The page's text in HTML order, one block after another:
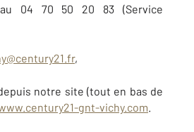
04 70 50 20 83 (Service
,
notre site (tout en bas de
gnt-vichy.com